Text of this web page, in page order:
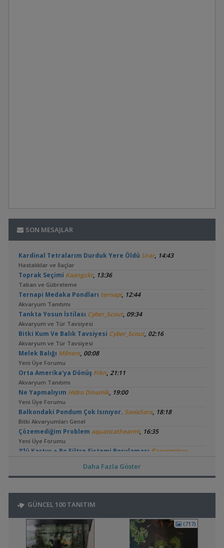
SON MESAJLAR
Kardinal Tetralarım Durduk Yere Öldü Urar, 14:43
Hastalıklar ve İlaçlar
Toprak Seçimi Kaangzkr, 13:36
Taban ve Gübreleme
Ternapi Medaka Pondları ternapi, 12:44
Akvaryum Tanıtımı
Tankta Yosun İstilası Cyber_Scout, 09:34
Akvaryum ve Tür Tavsiyesi
Bitki Kum Ve Balık Tavsiyesi Cyber_Scout, 02:16
Akvaryum ve Tür Tavsiyesi
Melek Balığı Milners, 00:08
Yeni Üye Forumu
Orta Amerika'ya Dönüş Frkn, 21:11
Akvaryum Tanıtımı
Ne Yapmalıyım Hidro Dinamik, 19:00
Yeni Üye Forumu
Balkondaki Pondum Çok Isınıyor. SaviaSora, 18:18
Bitki Akvaryumları Genel
Çözemediğim Problem aquaticathearmi, 16:35
Yeni Üye Forumu
3'lü Kartuş + Ro Filtre Sistemi Borulaması flanormimar,
3in1 Güney Amerika Tankları Ve Vertikal Bahçe
Akvaryum Tanıtımı
🧿 En Güzel Fotoğraflarınızı Gösterin
Akvaryum ve Su Altı Fotoğrafçılığı
Sobo 901f Ultra Viole 800 Lt Shortbuff,11:22
Filtreleme Seçenekleri
Daha Fazla Göster
GÜNCEL 100 TANITIM
(717)